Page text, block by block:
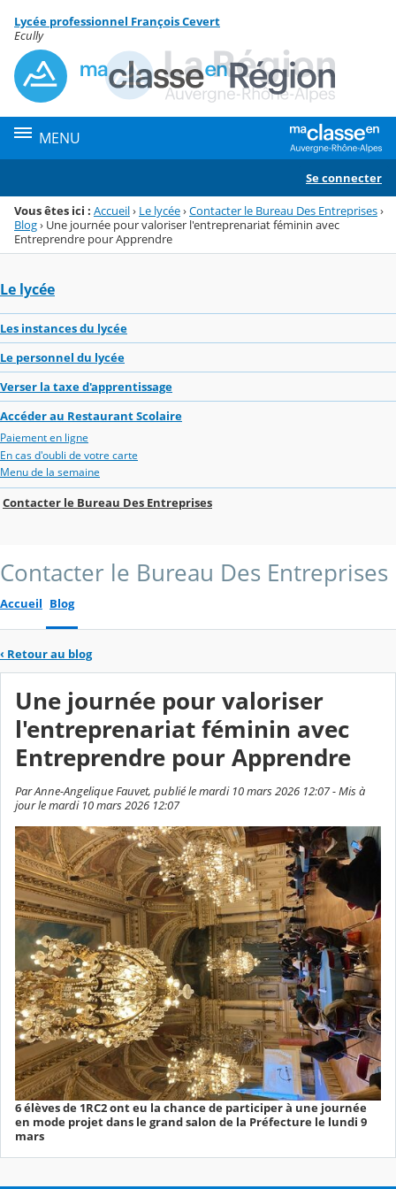
Menu de la rubrique
Contenu
Lycée professionnel François Cevert
Ecully
MENU
Se connecter
Vous êtes ici : Accueil› Le lycée›Contacter le Bureau Des Entreprises›
Blog› Une journée pour valoriser l'entreprenariat féminin avec
Entreprendre pour Apprendre
Le lycée
Les instances du lycée
Le personnel du lycée
Verser la taxe d'apprentissage
Accéder au Restaurant Scolaire
Paiement en ligne
En cas d'oubli de votre carte
Menu de la semaine
Contacter le Bureau Des Entreprises
Contacter le Bureau Des Entreprises
Accueil Blog
‹ Retour au blog
Une journée pour valoriser
l'entreprenariat féminin avec
Entreprendre pour Apprendre
Par Anne-Angelique Fauvet, publié le mardi 10 mars 2026 12:07 - Mis à
jour le mardi 10 mars 2026 12:07
6 élèves de 1RC2 ont eu la chance de participer à une journée
en mode projet dans le grand salon de la Préfecture le lundi 9
mars